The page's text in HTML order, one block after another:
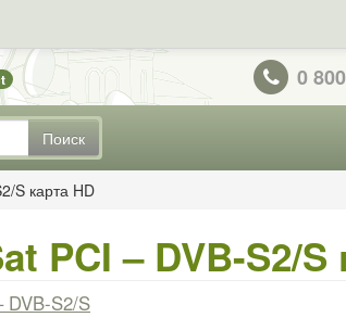
0
Поиск
S карта HD
PCI – DVB-S2/S
DVB-S2/S